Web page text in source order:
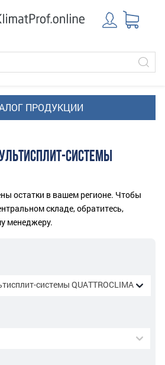
СИСТЕМЫ
остатки в вашем регионе. Чтобы
складе, обратитесь,
менеджеру.
системы QUATTROCLIMA